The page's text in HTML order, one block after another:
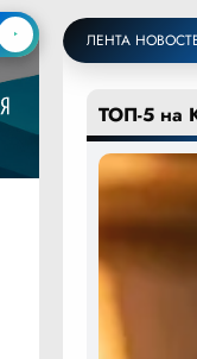
ЛЕНТА
ТОП-5 на